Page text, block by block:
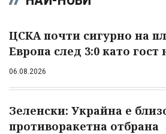
ЦСКА почти сигурно на
Европа след 3:0 като гост
06.08.2026
Зеленски: Украйна е
противоракетна отбрана